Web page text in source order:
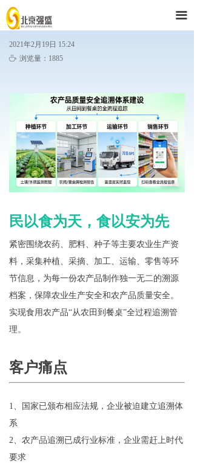
끀
首页
解决方案
强盛公司
2021年2月19日 15:24
ꄘ 浏览量： 1885
民以食为天，食以安为先
紧密围绕农药、肥料、种子等主要农业生产资
料，采集种植、采摘、加工、运输、零售等环
节信息，为每一份农产品制作独一无二的溯源
档案，保障农业生产安全和农产品质量安全。
实现食用农产品“从农田到餐桌”全过程追溯管
理。
客户痛点
1、国家已颁布相应法规，企业被迫建立追溯体
系
2、农产品追溯已成行业标准，企业需赶上时代
要求